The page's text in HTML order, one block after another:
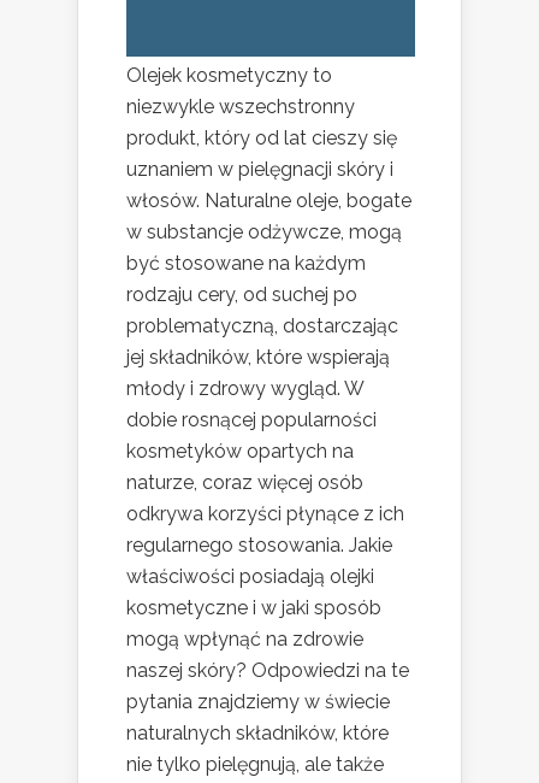
Olejek kosmetyczny to
niezwykle wszechstronny
produkt, który od lat cieszy się
uznaniem w pielęgnacji skóry i
włosów. Naturalne oleje, bogate
w substancje odżywcze, mogą
być stosowane na każdym
rodzaju cery, od suchej po
problematyczną, dostarczając
jej składników, które wspierają
młody i zdrowy wygląd. W
dobie rosnącej popularności
kosmetyków opartych na
naturze, coraz więcej osób
odkrywa korzyści płynące z ich
regularnego stosowania. Jakie
właściwości posiadają olejki
kosmetyczne i w jaki sposób
mogą wpłynąć na zdrowie
naszej skóry? Odpowiedzi na te
pytania znajdziemy w świecie
naturalnych składników, które
nie tylko pielęgnują, ale także